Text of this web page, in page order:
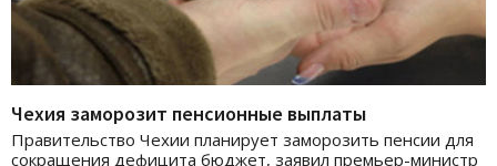
Чехия заморозит пенсионные выплаты
Правительство Чехии планирует заморозить пенсии для
сокращения дефицита бюджет, заявил премьер-министр